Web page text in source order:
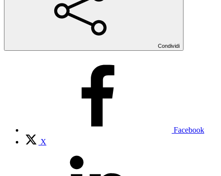
Condividi
Facebook
X